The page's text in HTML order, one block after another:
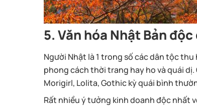
5. Văn hóa Nhật Bản
Người Nhật là 1 trong số các dân tộc
phong cách thời trang hay ho và quái
Morigirl, Lolita, Gothic kỳ quái bình
Rất nhiều ý tưởng kinh doanh độc nhất